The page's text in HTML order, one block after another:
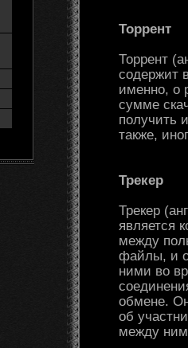
Торрент
Торрент
содержит
именно, о
сумме
получить
также,
Трекер
Трекер
является
между
файлы, и
ними во
обмене.
об
между